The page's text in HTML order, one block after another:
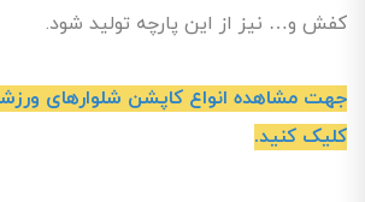
کفش و… نیز از این پارچه تولید شود.
جهت مشاهده انواع کاپشن شلوارهای
کلیک کنید.